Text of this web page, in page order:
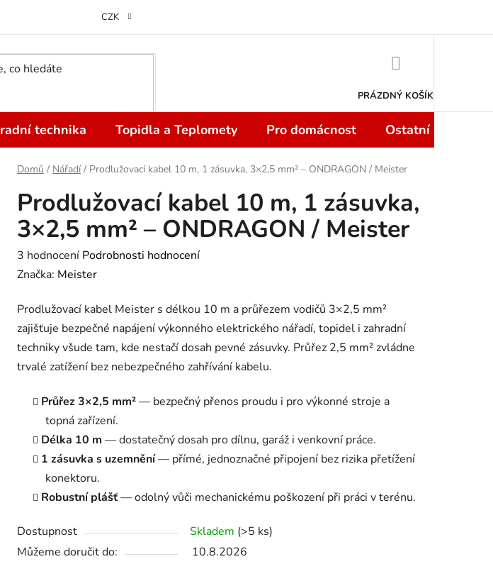
Odstoupení od kupní smlouvy do 14 dní
CZK
PRÁZDNÝ KOŠÍK
technika Topidla a Teplomety Pro domácnost Ostatní
Domů / Nářadí / Prodlužovací kabel 10 m, 1 zásuvka, 3×2,5 mm² – ONDRAGON / Meister
Prodlužovací kabel 10 m, 1 zásuvka,
3×2,5 mm² – ONDRAGON / Meister
Průměrné
hodnocení
je
5,0
z
5
3 hodnocení Podrobnosti hodnocení
Značka: Meister
Prodlužovací kabel Meister s délkou 10 m a průřezem vodičů 3×2,5 mm²
zajišťuje bezpečné napájení výkonného elektrického nářadí, topidel i zahradní
techniky všude tam, kde nestačí dosah pevné zásuvky. Průřez 2,5 mm² zvládne
trvalé zatížení bez nebezpečného zahřívání kabelu.
Průřez 3×2,5 mm²— bezpečný přenos proudu i pro výkonné stroje a
topná zařízení.
Délka 10 m — dostatečný dosah pro dílnu, garáž i venkovní práce.
1 zásuvka s uzemnění— přímé, jednoznačné připojení bez rizika přetížení
konektoru.
Robustní plášť— odolný vůči mechanickému poškození při práci v terénu.
Dostupnost Skladem (>5 ks)
Můžeme doručit do:
10.8.2026